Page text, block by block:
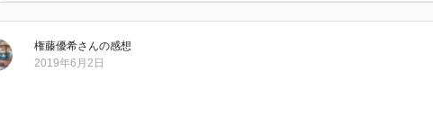
ホークスは今シーズンも契約しようと考えていたが、心身の不調でいった
態になっているという。ある意味逆境のさなかにあるのかも知れない。復活
権藤優希さんの感想
2019年6月2日